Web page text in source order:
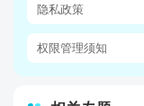
隐私政策
权限管理须知